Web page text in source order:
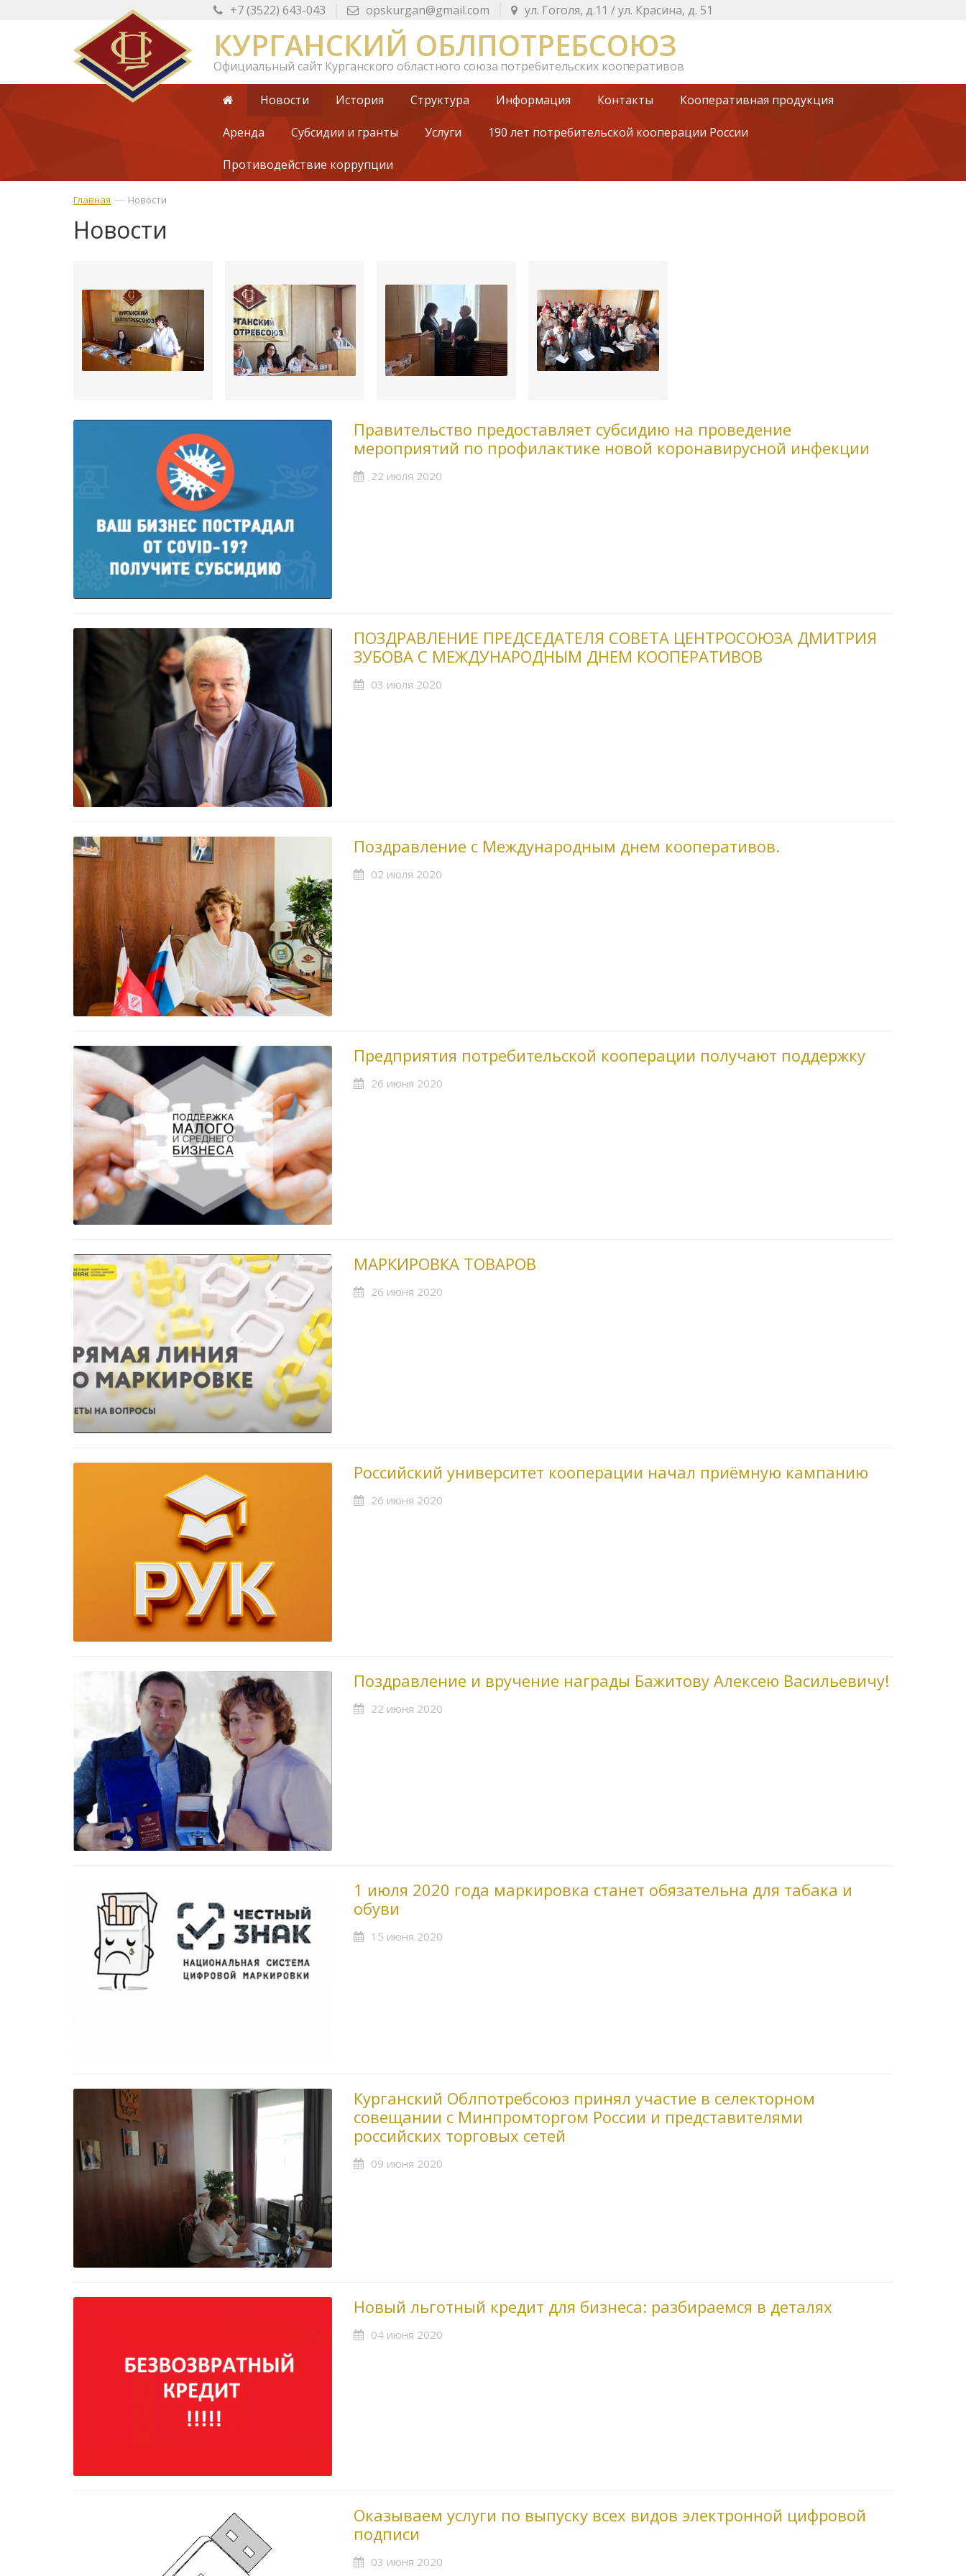
+7 (3522) 643-043 opskurgan@gmail.com ул. Гоголя, д.11 /ул. Красина, д. 51
КУРГАНСКИЙ ОБЛПОТРЕБСОЮЗ
Официальный сайт Курганского областного союза потребительских кооперативов
Новости История Структура Информация Контакты Кооперативная продукция
Аренда Субсидии и гранты Услуги 190 лет потребительской кооперации России
Противодействие коррупции
Главная — Новости
Новости
Правительство предоставляет субсидию на проведение
мероприятий по профилактике новой коронавирусной инфекции
22 июля 2020
ПОЗДРАВЛЕНИЕ ПРЕДСЕДАТЕЛЯ СОВЕТА ЦЕНТРОСОЮЗА ДМИТРИЯ
ЗУБОВА С МЕЖДУНАРОДНЫМ ДНЕМ КООПЕРАТИВОВ
03 июля 2020
Поздравление с Международным днем кооперативов.
02 июля 2020
Предприятия потребительской кооперации получают поддержку
26 июня 2020
МАРКИРОВКА ТОВАРОВ
26 июня 2020
Российский университет кооперации начал приёмную кампанию
26 июня 2020
Поздравление и вручение награды Бажитову Алексею Васильевичу!
22 июня 2020
1 июля 2020 года маркировка станет обязательна для табака и
обуви
15 июня 2020
Курганский Облпотребсоюз принял участие в селекторном
совещании с Минпромторгом России и представителями
российских торговых сетей
09 июня 2020
Новый льготный кредит для бизнеса: разбираемся в деталях
04 июня 2020
Оказываем услуги по выпуску всех видов электронной цифровой
подписи
03 июня 2020